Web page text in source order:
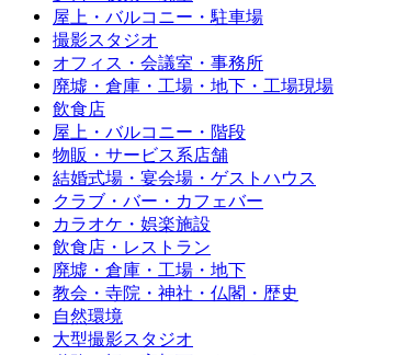
屋上・バルコニー・駐車場
撮影スタジオ
オフィス・会議室・事務所
廃墟・倉庫・工場・地下・工場現場
飲食店
屋上・バルコニー・階段
物販・サービス系店舗
結婚式場・宴会場・ゲストハウス
クラブ・バー・カフェバー
カラオケ・娯楽施設
飲食店・レストラン
廃墟・倉庫・工場・地下
教会・寺院・神社・仏閣・歴史
自然環境
大型撮影スタジオ